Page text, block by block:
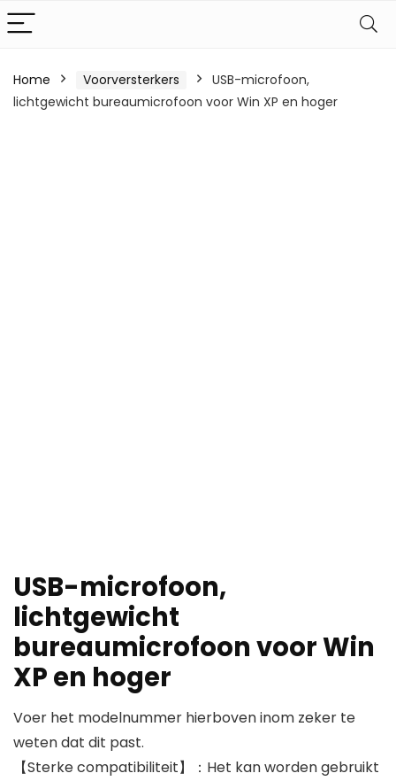
Home Voorversterkers
USB-microfoon,
lichtgewicht bureaumicrofoon voor Win XP en hoger
USB-microfoon,
lichtgewicht
bureaumicrofoon voor Win
XP en hoger
Voer het modelnummer hierboven inom zeker te
weten dat dit past.
【Sterke compatibiliteit】：Het kan worden gebruikt